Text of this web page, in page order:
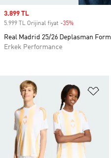
Sale price
3.899 TL
5.999 TL Orijinal fiyat -35%
Real Madrid 25/26 Deplasman
Erkek Performance